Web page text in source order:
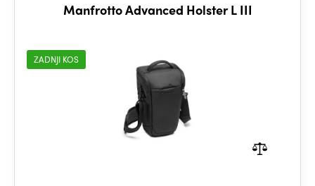
Manfrotto Advanced Holster L III
ZADNJI KOS